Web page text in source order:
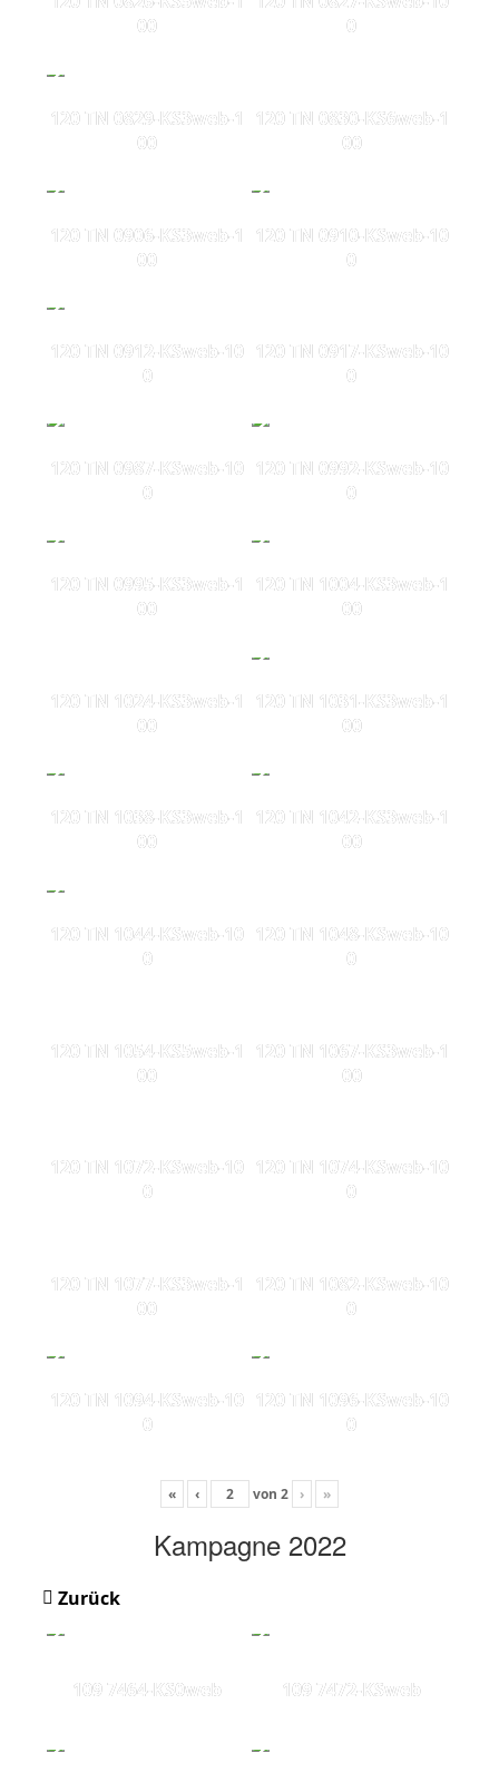
00
0
120 TN 0829-KS3web-1
00
120 TN 0830-KS6web-1
00
120 TN 0906-KS3web-1
00
120 TN 0910-KSweb-10
0
120 TN 0912-KSweb-10
0
120 TN 0917-KSweb-10
0
120 TN 0987-KSweb-10
0
120 TN 0992-KSweb-10
0
120 TN 0995-KS3web-1
00
120 TN 1004-KS3web-1
00
120 TN 1024-KS3web-1
00
120 TN 1031-KS3web-1
00
120 TN 1038-KS3web-1
00
120 TN 1042-KS3web-1
00
120 TN 1044-KSweb-10
0
120 TN 1048-KSweb-10
0
120 TN 1054-KS5web-1
00
120 TN 1067-KS3web-1
00
120 TN 1072-KSweb-10
0
120 TN 1074-KSweb-10
0
120 TN 1077-KS3web-1
00
120 TN 1082-KSweb-10
0
120 TN 1094-KSweb-10
0
120 TN 1096-KSweb-10
0
« ‹ von 2 › »
Kampagne 2022
Zurück
109 7464-KS0web 109 7472-KSweb